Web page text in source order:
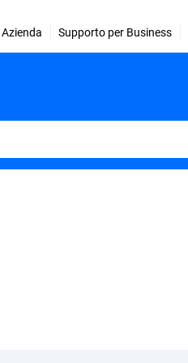
Azienda Supporto per Business